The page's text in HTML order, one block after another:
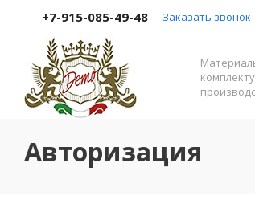
+7-915-085-49-48 Заказать звонок
Авторизация